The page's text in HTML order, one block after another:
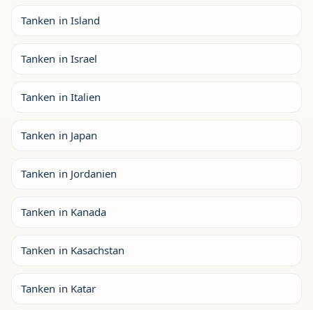
Tanken in Island
Tanken in Israel
Tanken in Italien
Tanken in Japan
Tanken in Jordanien
Tanken in Kanada
Tanken in Kasachstan
Tanken in Katar